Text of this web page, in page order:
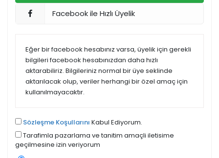
Facebook ile Hızlı Üyelik
Eğer bir facebook hesabınız varsa, üyelik için gerekli
bilgileri facebook hesabınızdan daha hızlı
aktarabiliriz. Bilgileriniz normal bir üye seklinde
aktarılacak olup, veriler herhangi bir özel amaç için
kullanılmayacaktır.
Sözleşme Koşullarını Kabul Ediyorum.
Tarafimla pazarlama ve tanitim amaçli iletisime
geçilmesine izin veriyorum